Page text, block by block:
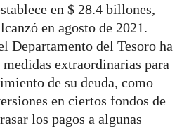
en $ 28.4 billones,
en agosto de 2021.
Departamento del Tesoro ha
extraordinarias para
de su deuda, como
en ciertos fondos de
los pagos a algunas